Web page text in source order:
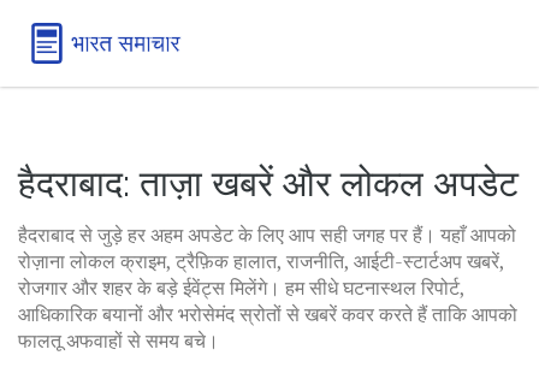
हैदराबाद: ताज़ा खबरें और लोकल अपडेट
हैदराबाद से जुड़े हर अहम अपडेट के लिए आप सही जगह पर हैं। यहाँ आपको
रोज़ाना लोकल क्राइम, ट्रैफ़िक हालात, राजनीति, आईटी-स्टार्टअप खबरें,
रोजगार और शहर के बड़े ईवेंट्स मिलेंगे। हम सीधे घटनास्थल रिपोर्ट,
आधिकारिक बयानों और भरोसेमंद स्रोतों से खबरें कवर करते हैं ताकि आपको
फालतू अफवाहों से समय बचे।